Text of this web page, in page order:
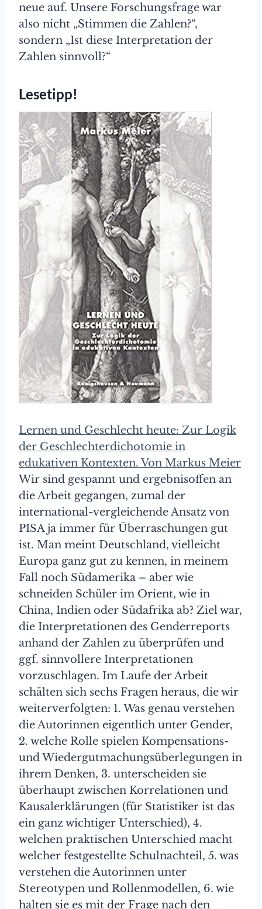
neue auf. Unsere Forschungsfrage war
also nicht „Stimmen die Zahlen?“,
sondern „Ist diese Interpretation der
Zahlen sinnvoll?“
Lesetipp!
Lernen und Geschlecht heute: Zur Logik
der Geschlechterdichotomie in
edukativen Kontexten. Von Markus Meier
Wir sind gespannt und ergebnisoffen an
die Arbeit gegangen, zumal der
international-vergleichende Ansatz von
PISA ja immer für Überraschungen gut
ist. Man meint Deutschland, vielleicht
Europa ganz gut zu kennen, in meinem
Fall noch Südamerika – aber wie
schneiden Schüler im Orient, wie in
China, Indien oder Südafrika ab? Ziel war,
die Interpretationen des Genderreports
anhand der Zahlen zu überprüfen und
ggf. sinnvollere Interpretationen
vorzuschlagen. Im Laufe der Arbeit
schälten sich sechs Fragen heraus, die wir
weiterverfolgten: 1. Was genau verstehen
die Autorinnen eigentlich unter Gender,
2. welche Rolle spielen Kompensations-
und Wiedergutmachungsüberlegungen in
ihrem Denken, 3. unterscheiden sie
überhaupt zwischen Korrelationen und
Kausalerklärungen (für Statistiker ist das
ein ganz wichtiger Unterschied), 4.
welchen praktischen Unterschied macht
welcher festgestellte Schulnachteil, 5. was
verstehen die Autorinnen unter
Stereotypen und Rollenmodellen, 6. wie
halten sie es mit der Frage nach den